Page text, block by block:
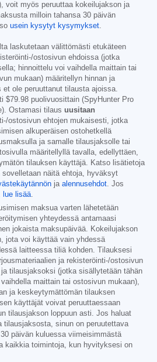
voit myös peruuttaa kokeilujakson ja
milloin tahansa 30 päivän
usein kysytyt kysymykset.
laskutetaan välittömästi etukäteen
ostosivun ehdoissa (jotka
hinnoittelu voi vaihdella maittain tai
mukaan) määritellyn hinnan ja
ole peruuttanut tilausta ajoissa.
$79.98 puolivuosittain (SpyHunter Pro
Ostamasi tilaus uusitaan
ostosivun ehtojen mukaisesti, jotka
alkuperäisen ostohetkellä
ja samalle tilausjaksolle tai
määritellyllä tavalla, edellyttäen,
tilauksen käyttäjä. Katso lisätietoja
näitä ehtoja, hyväksyt
ja alennusehdot. Jos
lue lisää.
maksua varten lähetetään
yhteydessä antamaasi
jokaista maksupäivää. Kokeilujakson
jota voi käyttää vain yhdessä
laitteessa tiliä kohden. Tilauksesi
ja rekisteröinti-/ostosivun
tilausjaksoksi (jotka sisällytetään tähän
maittain tai ostosivun mukaan),
ja keskeytymättömän tilauksen
käyttäjät voivat peruuttaessaan
tilausjakson loppuun asti. Jos haluat
sinun on peruutettava
päivän kuluessa viimeisimmästä
kaikkia toimintoja, kun hyvityksesi on